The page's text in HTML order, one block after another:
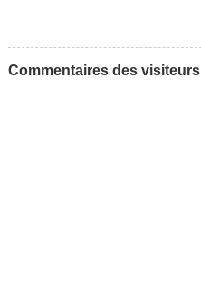
Commentaires des visiteurs